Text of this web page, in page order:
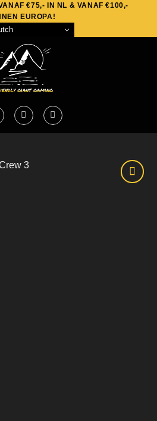
€75,- IN NL & VANAF €100,-
EUROPA!